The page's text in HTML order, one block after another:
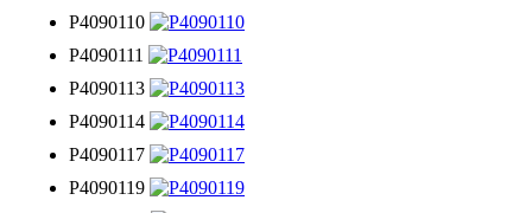
P4090110
P4090111
P4090113
P4090114
P4090117
P4090119